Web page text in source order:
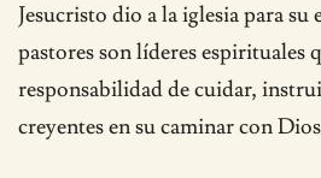
Jesucristo dio a la iglesia para
pastores son líderes espirituales
responsabilidad de cuidar,
creyentes en su caminar con